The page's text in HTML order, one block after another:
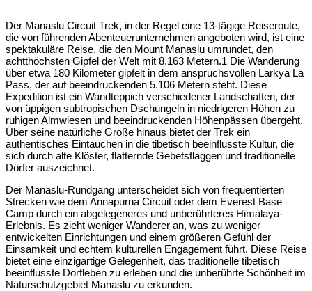
Der Manaslu Circuit Trek, in der Regel eine 13-tägige Reiseroute,
die von führenden Abenteuerunternehmen angeboten wird, ist eine
spektakuläre Reise, die den Mount Manaslu umrundet, den
achtthöchsten Gipfel der Welt mit 8.163 Metern.1 Die Wanderung
über etwa 180 Kilometer gipfelt in dem anspruchsvollen Larkya La
Pass, der auf beeindruckenden 5.106 Metern steht. Diese
Expedition ist ein Wandteppich verschiedener Landschaften, der
von üppigen subtropischen Dschungeln in niedrigeren Höhen zu
ruhigen Almwiesen und beeindruckenden Höhenpässen übergeht.
Über seine natürliche Größe hinaus bietet der Trek ein
authentisches Eintauchen in die tibetisch beeinflusste Kultur, die
sich durch alte Klöster, flatternde Gebetsflaggen und traditionelle
Dörfer auszeichnet.
Der Manaslu-Rundgang unterscheidet sich von frequentierten
Strecken wie dem Annapurna Circuit oder dem Everest Base
Camp durch ein abgelegeneres und unberührteres Himalaya-
Erlebnis. Es zieht weniger Wanderer an, was zu weniger
entwickelten Einrichtungen und einem größeren Gefühl der
Einsamkeit und echtem kulturellen Engagement führt. Diese Reise
bietet eine einzigartige Gelegenheit, das traditionelle tibetisch
beeinflusste Dorfleben zu erleben und die unberührte Schönheit im
Naturschutzgebiet Manaslu zu erkunden.